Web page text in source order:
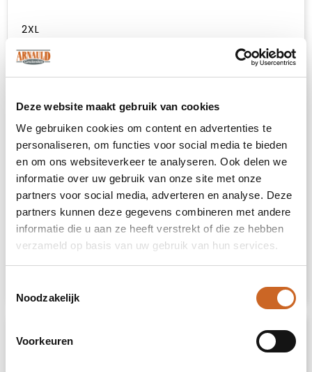
Deze website maakt gebruik van cookies
We gebruiken cookies om content en advertenties te
personaliseren, om functies voor social media te bieden
en om ons websiteverkeer te analyseren. Ook delen we
informatie over uw gebruik van onze site met onze
partners voor social media, adverteren en analyse. Deze
partners kunnen deze gegevens combineren met andere
informatie die u aan ze heeft verstrekt of die ze hebben
verzameld op basis van uw gebruik van hun services.
Noodzakelijk
Voorkeuren
2XL
3XL
Prijsopgave
Selecteer jouw opties voor de prijsopgave.
Toevoegen aan winkelwagen
Vrijblijvende offerte